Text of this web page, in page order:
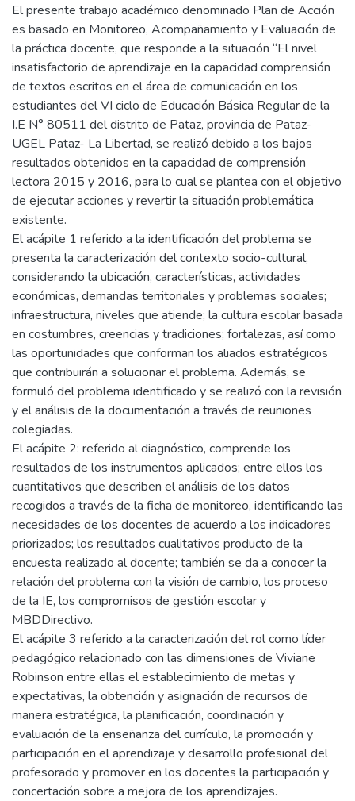
El presente trabajo académico denominado Plan de Acción
es basado en Monitoreo, Acompañamiento y Evaluación de
la práctica docente, que responde a la situación “El nivel
insatisfactorio de aprendizaje en la capacidad comprensión
de textos escritos en el área de comunicación en los
estudiantes del VI ciclo de Educación Básica Regular de la
I.E N° 80511 del distrito de Pataz, provincia de Pataz-
UGEL Pataz- La Libertad, se realizó debido a los bajos
resultados obtenidos en la capacidad de comprensión
lectora 2015 y 2016, para lo cual se plantea con el objetivo
de ejecutar acciones y revertir la situación problemática
existente.
El acápite 1 referido a la identificación del problema se
presenta la caracterización del contexto socio-cultural,
considerando la ubicación, características, actividades
económicas, demandas territoriales y problemas sociales;
infraestructura, niveles que atiende; la cultura escolar basada
en costumbres, creencias y tradiciones; fortalezas, así como
las oportunidades que conforman los aliados estratégicos
que contribuirán a solucionar el problema. Además, se
formuló del problema identificado y se realizó con la revisión
y el análisis de la documentación a través de reuniones
colegiadas.
El acápite 2: referido al diagnóstico, comprende los
resultados de los instrumentos aplicados; entre ellos los
cuantitativos que describen el análisis de los datos
recogidos a través de la ficha de monitoreo, identificando las
necesidades de los docentes de acuerdo a los indicadores
priorizados; los resultados cualitativos producto de la
encuesta realizado al docente; también se da a conocer la
relación del problema con la visión de cambio, los proceso
de la IE, los compromisos de gestión escolar y
MBDDirectivo.
El acápite 3 referido a la caracterización del rol como líder
pedagógico relacionado con las dimensiones de Viviane
Robinson entre ellas el establecimiento de metas y
expectativas, la obtención y asignación de recursos de
manera estratégica, la planificación, coordinación y
evaluación de la enseñanza del currículo, la promoción y
participación en el aprendizaje y desarrollo profesional del
profesorado y promover en los docentes la participación y
concertación sobre a mejora de los aprendizajes.